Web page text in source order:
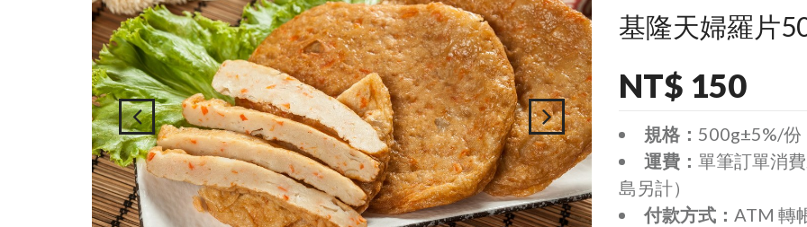
基隆天婦羅片
NT$ 150
規格： 500g±5%/份
運費： 單筆訂單消
島另計）
付款方式： ATM 轉